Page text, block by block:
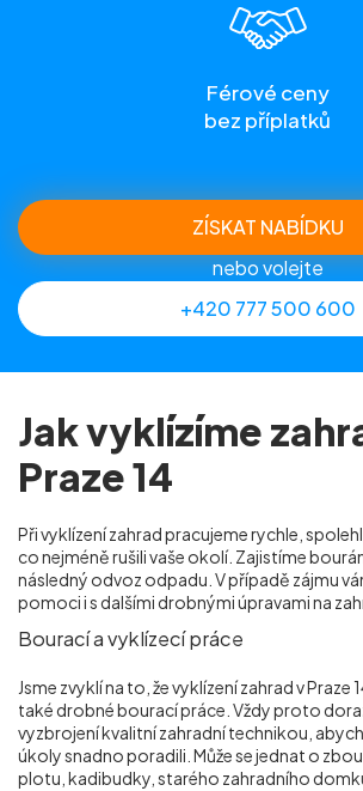
Férové ceny
bez příplatků
ZÍSKAT NABÍDKU
nebo volejte
+420 777 500 600
Jak vyklízíme
Praze 14
Při vyklízení zahrad pracujeme rychle,
co nejméně rušili vaše okolí. Zajistíme
následný odvoz odpadu. V případě zájmu
pomoci i s dalšími drobnými úpravami na
Bourací a vyklízecí práce
Jsme zvyklí na to, že vyklízení zahrad v Praze
také drobné bourací práce. Vždy proto
vyzbrojení kvalitní zahradní technikou,
úkoly snadno poradili. Může se jednat o
plotu, kadibudky, starého zahradního